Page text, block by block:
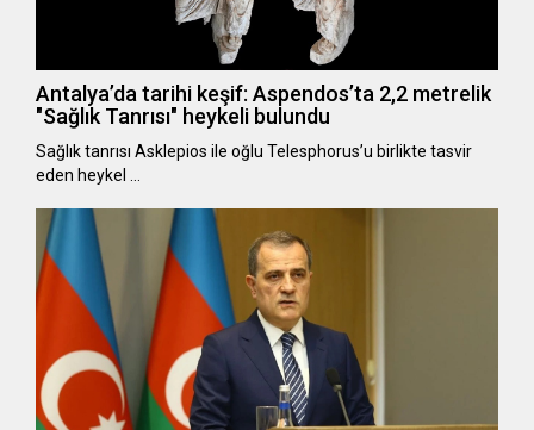
Antalya’da tarihi keşif: Aspendos’ta 2,2 metrelik
"Sağlık Tanrısı" heykeli bulundu
Sağlık tanrısı Asklepios ile oğlu Telesphorus’u birlikte tasvir
eden heykel …